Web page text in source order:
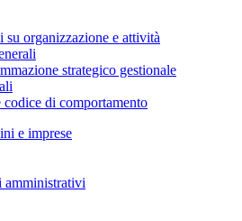
organizzazione e attività
strategico gestionale
di comportamento
e imprese
amministrativi